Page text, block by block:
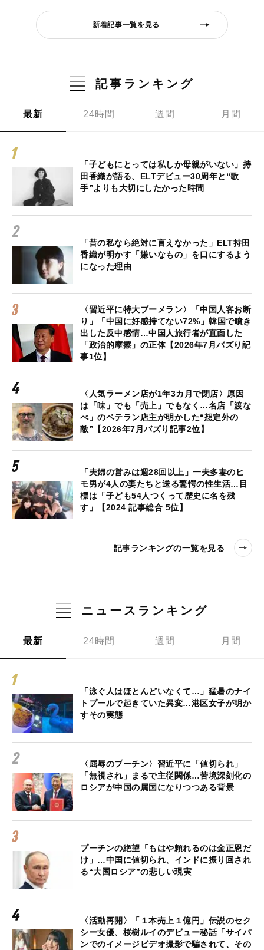
新着記事一覧を見る
記事ランキング
最新 24時間 週間 月間
「子どもにとっては私しか母親がいない」持
田香織が語る、ELTデビュー30周年と“歌
手”よりも大切にしたかった時間
「昔の私なら絶対に言えなかった」ELT持田
香織が明かす「嫌いなもの」を口にするよう
になった理由
〈習近平に特大ブーメラン〉「中国人客お断
り」「中国に好感持てない72%」韓国で噴き
出した反中感情…中国人旅行者が直面した
「政治的摩擦」の正体【2026年7月バズり記
事1位】
〈人気ラーメン店が1年3カ月で閉店〉原因
は「味」でも「売上」でもなく…名店「渡な
べ」のベテラン店主が明かした“想定外の
敵”【2026年7月バズり記事2位】
「夫婦の営みは週28回以上」一夫多妻のヒ
モ男が4人の妻たちと送る驚愕の性生活…目
標は「子ども54人つくって歴史に名を残
す」【2024 記事総合 5位】
記事ランキングの一覧を見る
ニュースランキング
最新 24時間 週間 月間
「泳ぐ人はほとんどいなくて…」猛暑のナイ
トプールで起きていた異変…港区女子が明か
すその実態
〈屈辱のプーチン〉習近平に「値切られ」
「無視され」まるで主従関係…苦境深刻化の
ロシアが中国の属国になりつつある背景
プーチンの絶望「もはや頼れるのは金正恩だ
け」…中国に値切られ、インドに振り回され
る“大国ロシア”の悲しい現実
〈活動再開〉「１本売上１億円」伝説のセク
シー女優、桜樹ルイのデビュー秘話「サイパ
ンでのイメージビデオ撮影で騙されて、その